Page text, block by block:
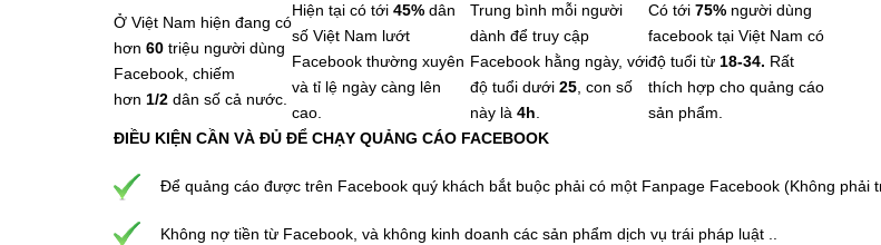
Ở Việt Nam hiện đang có
hơn 60 triệu người dùng
Facebook, chiếm
hơn 1/2 dân số cả nước.
Hiện tại có tới 45% dân
số Việt Nam lướt
Facebook thường xuyên
và tỉ lệ ngày càng lên
cao.
Trung bình mỗi người
dành để truy cập
Facebook hằng ngày, với
độ tuổi dưới 25 , con số
này là 4h
Có tới 75% người dùng
facebook tại Việt Nam có
độ tuổi từ 18-34. Rất
thích hợp cho quảng cáo
sản phẩm.
ĐIỀU KIỆN CẦN VÀ ĐỦ ĐỂ CHẠY QUẢNG CÁO FACEBOOK
Để quảng cáo được trên Facebook quý khách bắt buộc phải có một Fanpage Facebook (Không phải
Không nợ tiền từ Facebook, và không kinh doanh các sản phẩm dịch vụ trái pháp luật ..